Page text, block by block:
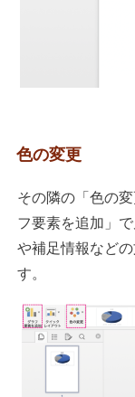
色の変更
その隣の「色の
フ要素を追加」
や補足情報など
す。